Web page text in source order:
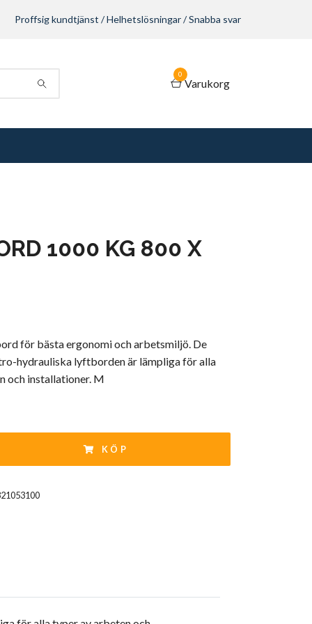
Proffsig kundtjänst / Helhetslösningar / Snabba svar
0
Varukorg
1000 KG 800 X
för bästa ergonomi och arbetsmiljö. De
hydrauliska lyftborden är lämpliga för alla
och installationer. M
KÖP